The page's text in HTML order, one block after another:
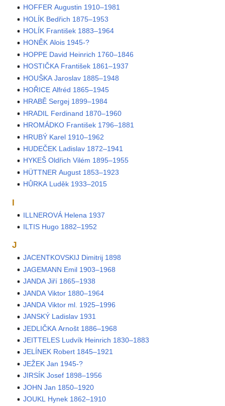
HOFFER Augustin 1910–1981
HOLÍK Bedřich 1875–1953
HOLÍK František 1883–1964
HONĚK Alois 1945-?
HOPPE David Heinrich 1760–1846
HOSTIČKA František 1861–1937
HOUŠKA Jaroslav 1885–1948
HOŘICE Alfréd 1865–1945
HRABĚ Sergej 1899–1984
HRADIL Ferdinand 1870–1960
HROMÁDKO František 1796–1881
HRUBÝ Karel 1910–1962
HUDEČEK Ladislav 1872–1941
HYKEŠ Oldřich Vilém 1895–1955
HÜTTNER August 1853–1923
HŮRKA Luděk 1933–2015
I
ILLNEROVÁ Helena 1937
ILTIS Hugo 1882–1952
J
JACENTKOVSKIJ Dimitrij 1898
JAGEMANN Emil 1903–1968
JANDA Jiří 1865–1938
JANDA Viktor 1880–1964
JANDA Viktor ml. 1925–1996
JANSKÝ Ladislav 1931
JEDLIČKA Arnošt 1886–1968
JEITTELES Ludvík Heinrich 1830–1883
JELÍNEK Robert 1845–1921
JEŽEK Jan 1945-?
JIRSÍK Josef 1898–1956
JOHN Jan 1850–1920
JOUKL Hynek 1862–1910